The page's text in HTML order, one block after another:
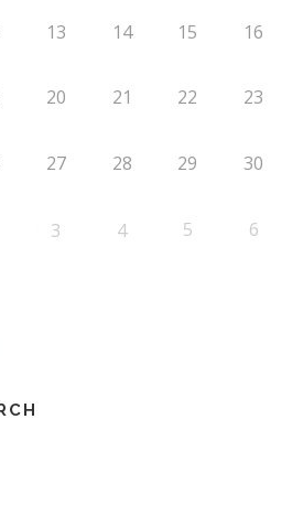
13 14 15 16
20 21 22 23
27 28 29 30
3 4 5 6